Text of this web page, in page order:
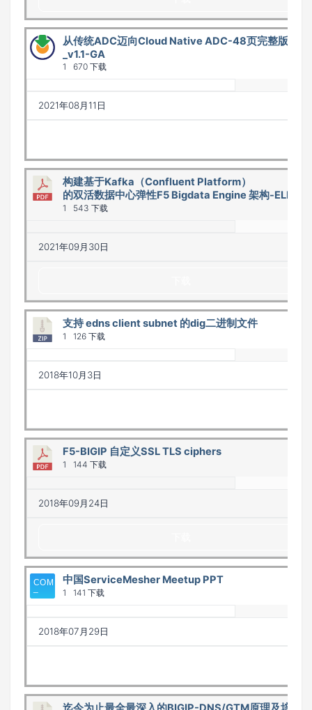
从传统ADC迈向Cloud Native ADC-48页完整版本
_v1.1-GA
1 670 下载
2021年08月11日
构建基于Kafka（Confluent Platform）
的双活数据中心弹性F5 Bigdata Engine 架构-ELK_1.0
1 543 下载
2021年09月30日
支持 edns client subnet 的dig二进制文件
1 126 下载
2018年10月3日
F5-BIGIP 自定义SSL TLS ciphers
1 144 下载
2018年09月24日
中国ServiceMesher Meetup PPT
1 141 下载
2018年07月29日